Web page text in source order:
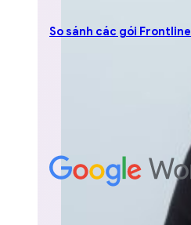
So sánh các gói Frontline